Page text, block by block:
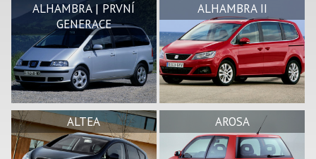
ALHAMBRA | PRVNÍ
GENERACE
ALHAMBRA II
ALTEA AROSA